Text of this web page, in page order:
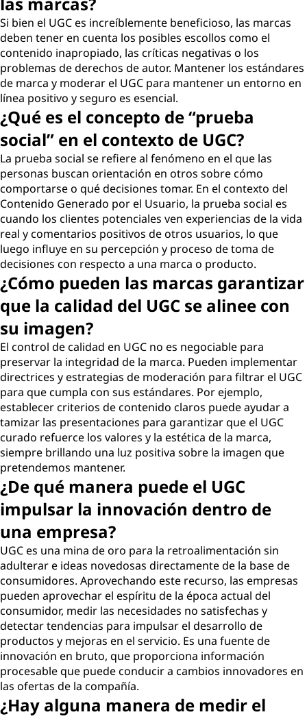
Si bien el UGC es increíblemente beneficioso, las marcas
deben tener en cuenta los posibles escollos como el
contenido inapropiado, las críticas negativas o los
problemas de derechos de autor. Mantener los estándares
de marca y moderar el UGC para mantener un entorno en
línea positivo y seguro es esencial.
¿Qué es el concepto de “prueba
social” en el contexto de UGC?
La prueba social se refiere al fenómeno en el que las
personas buscan orientación en otros sobre cómo
comportarse o qué decisiones tomar. En el contexto del
Contenido Generado por el Usuario, la prueba social es
cuando los clientes potenciales ven experiencias de la vida
real y comentarios positivos de otros usuarios, lo que
luego influye en su percepción y proceso de toma de
decisiones con respecto a una marca o producto.
¿Cómo pueden las marcas garantizar
que la calidad del UGC se alinee con
su imagen?
El control de calidad en UGC no es negociable para
preservar la integridad de la marca. Pueden implementar
directrices y estrategias de moderación para filtrar el UGC
para que cumpla con sus estándares. Por ejemplo,
establecer criterios de contenido claros puede ayudar a
tamizar las presentaciones para garantizar que el UGC
curado refuerce los valores y la estética de la marca,
siempre brillando una luz positiva sobre la imagen que
pretendemos mantener.
¿De qué manera puede el UGC
impulsar la innovación dentro de
una empresa?
UGC es una mina de oro para la retroalimentación sin
adulterar e ideas novedosas directamente de la base de
consumidores. Aprovechando este recurso, las empresas
pueden aprovechar el espíritu de la época actual del
consumidor, medir las necesidades no satisfechas y
detectar tendencias para impulsar el desarrollo de
productos y mejoras en el servicio. Es una fuente de
innovación en bruto, que proporciona información
procesable que puede conducir a cambios innovadores en
las ofertas de la compañía.
¿Hay alguna manera de medir el